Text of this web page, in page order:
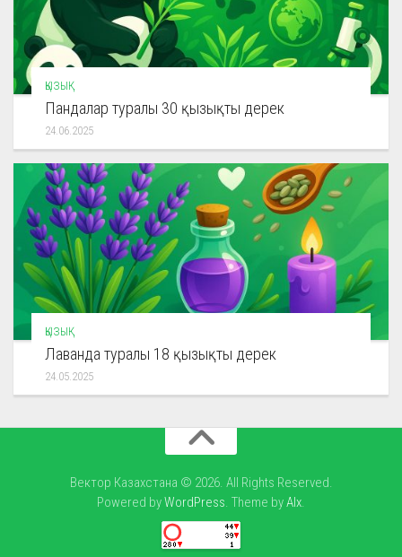
ҚЫЗЫҚ
Пандалар туралы 30 қызықты дерек
24.06.2025
ҚЫЗЫҚ
Лаванда туралы 18 қызықты дерек
24.05.2025
Вектор Казахстана © 2026. All Rights Reserved.
Powered byWordPress. Theme byAlx.